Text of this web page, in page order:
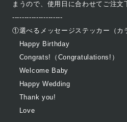
まうので、使用日に合わせてご注文
---------------------
①選べるメッセージステッカー（カ
Happy Birthday
Congrats!（Congratulations!）
Welcome Baby
Happy Wedding
Thank you!
Love